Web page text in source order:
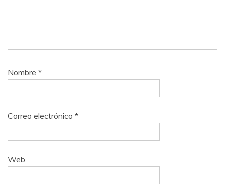
Nombre *
Correo electrónico *
Web